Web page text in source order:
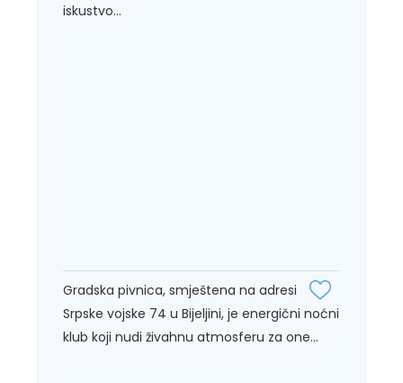
iskustvo...
Gradska pivnica, smještena na adresi
Srpske vojske 74 u Bijeljini, je energični noćni
klub koji nudi živahnu atmosferu za one...